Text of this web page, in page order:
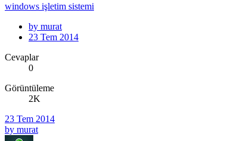
windows işletim sistemi
by murat
23 Tem 2014
Cevaplar
0
Görüntüleme
2K
23 Tem 2014
by murat